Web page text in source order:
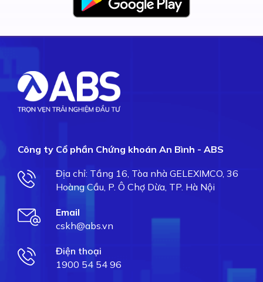
Công ty Cổ phần Chứng khoán An Bình - ABS
Địa chỉ: Tầng 16, Tòa nhà GELEXIMCO, 36
Hoàng Cầu, P. Ô Chợ Dừa, TP. Hà Nội
Email
cskh@abs.vn
Điện thoại
1900 54 54 96